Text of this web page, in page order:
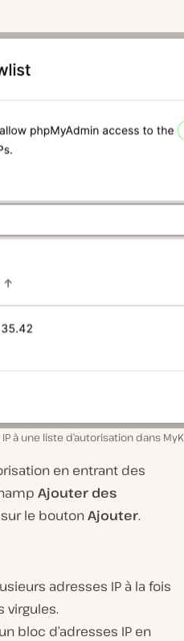
à une liste d’autorisation dans
en entrant des
Ajouter des
le boutonAjouter.
adresses IP à la fois
virgules.
bloc d’adresses IP en